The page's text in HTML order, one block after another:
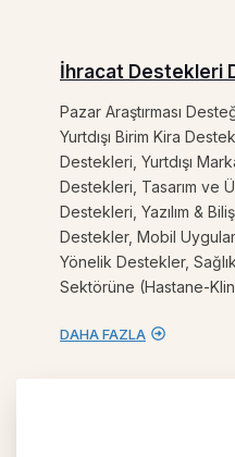
İhracat Destekleri
Pazar Araştırması
Yurtdışı Birim Kira
Destekleri, Yurtdışı
Destekleri, Tasarım ve
Destekleri, Yazılım &
Destekler, Mobil
Yönelik Destekler,
Sektörüne (Hastane-
DAHA FAZLA